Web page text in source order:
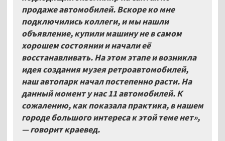
продаже автомобилей. Вскоре ко мне
подключились коллеги, и мы нашли
объявление, купили машину не в самом
хорошем состоянии и начали её
восстанавливать. На этом этапе и возникла
идея создания музея ретроавтомобилей,
наш автопарк начал постепенно расти. На
данный момент у нас 11 автомобилей. К
сожалению, как показала практика, в нашем
городе большого интереса к этой теме нет»,
— говорит краевед.